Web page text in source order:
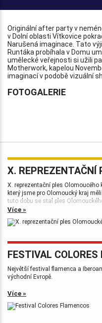
Originální after party v
v Dolní oblasti Vítkovice
Narušená imaginace. Tato
Runtáka probíhala v Domu
umělecké veřejnosti si užili
Motherwork, kapelou
imaginací v podobě vizuální
FOTOGALERIE
X. reprezentační ples
který jsme pro Olomoucký kraj
tuto dobu se stal ples
událostí, která patří k vrcholům
Více »
FESTIVAL COLORES
Největší festival flamenca a
východní Evropě.
Více »